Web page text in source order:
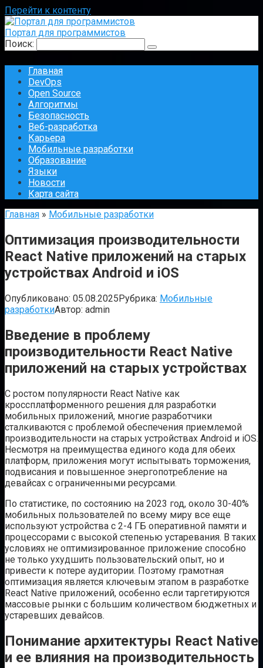
Перейти к контенту
Портал для программистов
Поиск:
Главная
DevOps
Open Source
Алгоритмы
Безопасность
Веб-разработка
Карьера
Мобильные разработки
Образование
Языки
Новости
Карта сайта
Главная » Мобильные разработки
Оптимизация производительности
React Native приложений на старых
устройствах Android и iOS
Опубликовано: 05.08.2025Рубрика: Мобильные
разработкиАвтор: admin
Введение в проблему
производительности React Native
приложений на старых устройствах
С ростом популярности React Native как
кроссплатформенного решения для разработки
мобильных приложений, многие разработчики
сталкиваются с проблемой обеспечения приемлемой
производительности на старых устройствах Android и iOS.
Несмотря на преимущества единого кода для обеих
платформ, приложения могут испытывать торможения,
подвисания и повышенное энергопотребление на
девайсах с ограниченными ресурсами.
По статистике, по состоянию на 2023 год, около 30-40%
мобильных пользователей по всему миру все еще
используют устройства с 2-4 ГБ оперативной памяти и
процессорами с высокой степенью устаревания. В таких
условиях не оптимизированное приложение способно
не только ухудшить пользовательский опыт, но и
привести к потере аудитории. Поэтому грамотная
оптимизация является ключевым этапом в разработке
React Native приложений, особенно если таргетируются
массовые рынки с большим количеством бюджетных и
устаревших девайсов.
Понимание архитектуры React Native
и ее влияния на производительность